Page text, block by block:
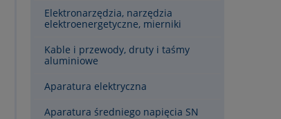
Elektronarzędzia, narzędzia
elektroenergetyczne, mierniki
Kable i przewody, druty i taśmy
aluminiowe
Aparatura elektryczna
Aparatura średniego napięcia SN